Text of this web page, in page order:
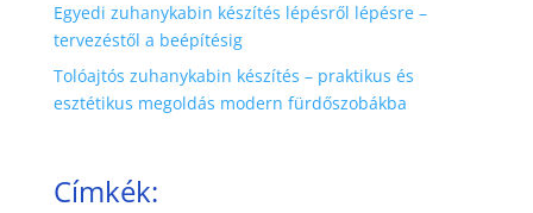
Egyedi zuhanykabin készítés lépésről lépésre –
tervezéstől a beépítésig
Tolóajtós zuhanykabin készítés – praktikus és
esztétikus megoldás modern fürdőszobákba
Címkék: